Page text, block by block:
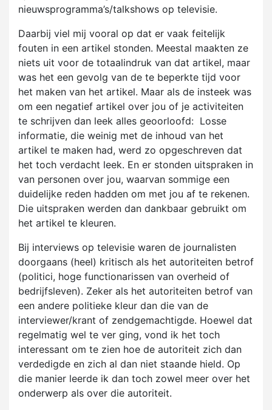
nieuwsprogramma’s/talkshows op televisie.
Daarbij viel mij vooral op dat er vaak feitelijk
fouten in een artikel stonden. Meestal maakten ze
niets uit voor de totaalindruk van dat artikel, maar
was het een gevolg van de te beperkte tijd voor
het maken van het artikel. Maar als de insteek was
om een negatief artikel over jou of je activiteiten
te schrijven dan leek alles geoorloofd: Losse
informatie, die weinig met de inhoud van het
artikel te maken had, werd zo opgeschreven dat
het toch verdacht leek. En er stonden uitspraken in
van personen over jou, waarvan sommige een
duidelijke reden hadden om met jou af te rekenen.
Die uitspraken werden dan dankbaar gebruikt om
het artikel te kleuren.
Bij interviews op televisie waren de journalisten
doorgaans (heel) kritisch als het autoriteiten betrof
(politici, hoge functionarissen van overheid of
bedrijfsleven). Zeker als het autoriteiten betrof van
een andere politieke kleur dan die van de
interviewer/krant of zendgemachtigde. Hoewel dat
regelmatig wel te ver ging, vond ik het toch
interessant om te zien hoe de autoriteit zich dan
verdedigde en zich al dan niet staande hield. Op
die manier leerde ik dan toch zowel meer over het
onderwerp als over die autoriteit.